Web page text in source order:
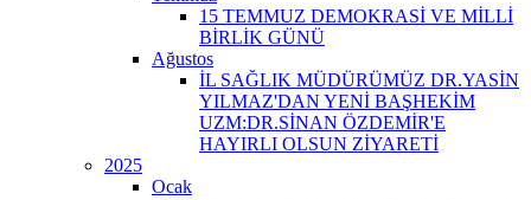
15 TEMMUZ DEMOKRASİ VE MİLLİ
BİRLİK GÜNÜ
Ağustos
İL SAĞLIK MÜDÜRÜMÜZ DR.YASİN
YILMAZ'DAN YENİ BAŞHEKİM
UZM:DR.SİNAN ÖZDEMİR'E
HAYIRLI OLSUN ZİYARETİ
2025
Ocak